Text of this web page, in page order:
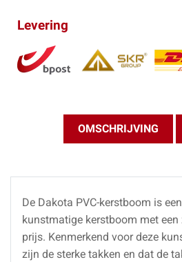
Levering
OMSCHRIJVING
De Dakota PVC-kerstboom is
kunstmatige kerstboom met een
prijs. Kenmerkend voor deze
zijn de sterke takken en dat de